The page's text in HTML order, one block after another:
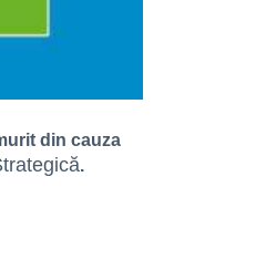
din cauza
.